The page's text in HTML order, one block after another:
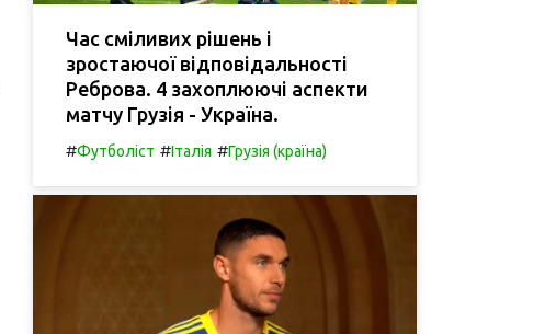
Час сміливих рішень і
зростаючої відповідальності
Реброва. 4 захоплюючі аспекти
матчу Грузія - Україна.
#Футболіст #Італія #Грузія (країна)